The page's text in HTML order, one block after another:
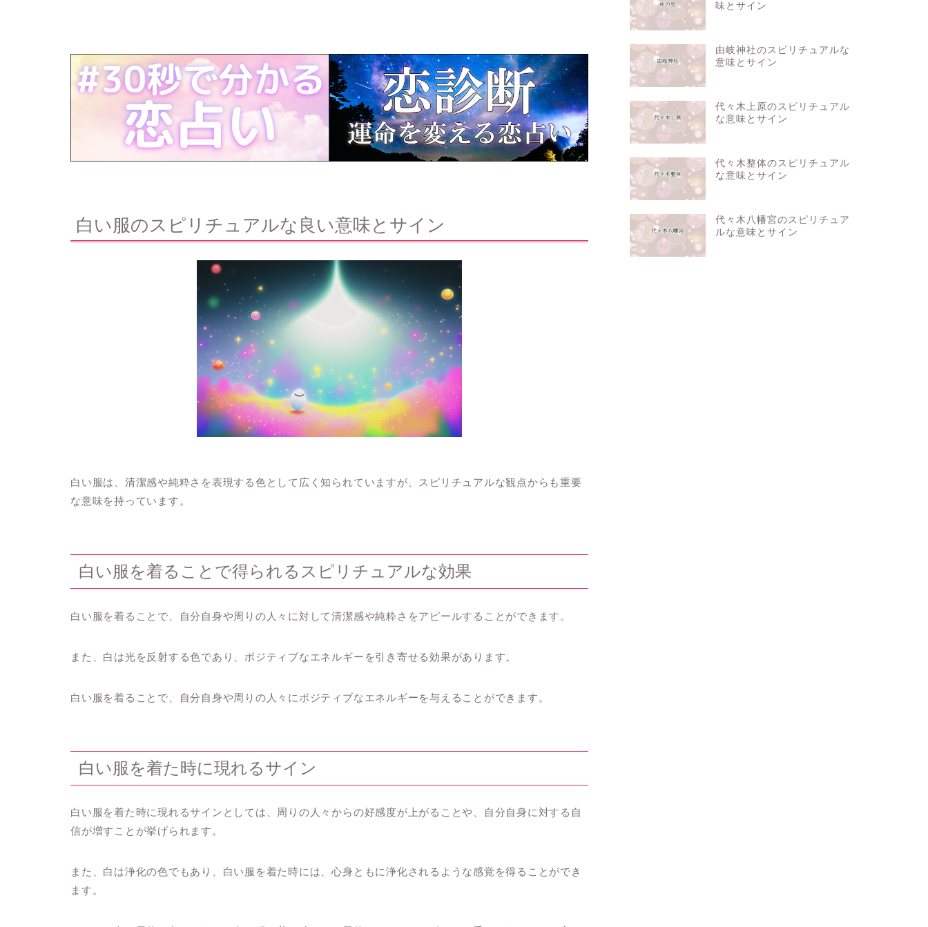
白い服のスピリチュアルな良い意味とサイン
白い服は、清潔感や純粋さを表現する色として広く知られていますが、スピリチュアルな観点からも重要
な意味を持っています。
白い服を着ることで得られるスピリチュアルな効果
白い服を着ることで、自分自身や周りの人々に対して清潔感や純粋さをアピールすることができます。
また、白は光を反射する色であり、ポジティブなエネルギーを引き寄せる効果があります。
白い服を着ることで、自分自身や周りの人々にポジティブなエネルギーを与えることができます。
白い服を着た時に現れるサイン
白い服を着た時に現れるサインとしては、周りの人々からの好感度が上がることや、自分自身に対する自
信が増すことが挙げられます。
また、白は浄化の色でもあり、白い服を着た時には、心身ともに浄化されるような感覚を得ることができ
ます。
味とサイン
由岐神社のスピリチュアルな
意味とサイン
代々木上原のスピリチュアル
な意味とサイン
代々木整体のスピリチュアル
な意味とサイン
代々木八幡宮のスピリチュア
ルな意味とサイン